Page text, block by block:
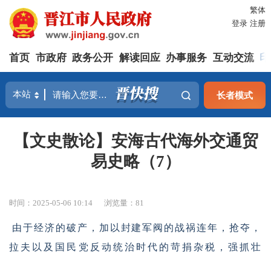
繁体
登录 注册
首页 市政府 政务公开 解读回应 办事服务 互动交流
长者模式
【文史散论】安海古代海外交通贸
易史略（7）
时间：2025-05-06 10:14 浏览量：81
由于经济的破产，加以封建军阀的战祸连年，抢夺，
拉夫以及国民党反动统治时代的苛捐杂税，强抓壮